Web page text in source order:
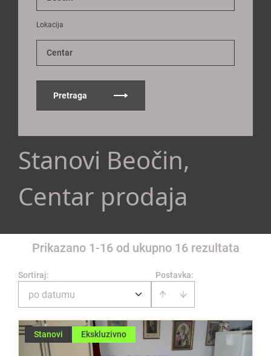
Lokacija
Centar
Pretraga
Stanovi Beočin,
Centar prodaja
Prikazano 1-16 od ukupno 16 rezultata
Postavka:
Sortiraj:
po datumu
Stanovi Ekskluzivno